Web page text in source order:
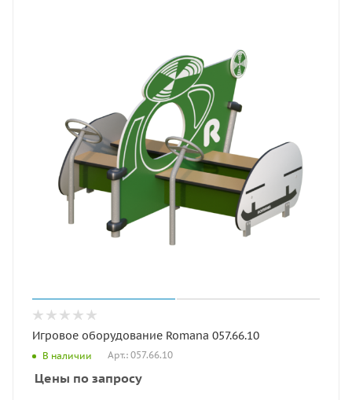
Игровое оборудование Romana 057.66.10
В наличии Арт.: 057.66.10
Цены по запросу